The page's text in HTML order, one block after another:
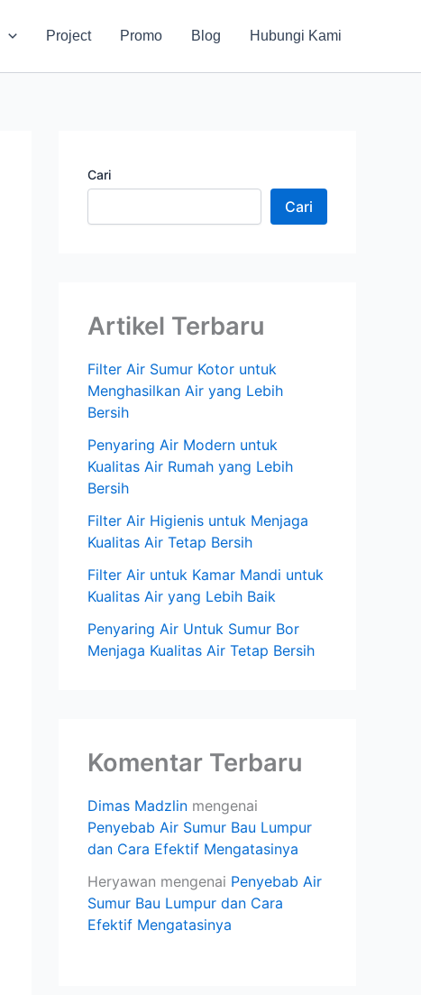
Project Promo Blog Hubungi Kami
Cari
Cari
Artikel Terbaru
Filter Air Sumur Kotor untuk
Menghasilkan Air yang Lebih
Bersih
Penyaring Air Modern untuk
Kualitas Air Rumah yang Lebih
Bersih
Filter Air Higienis untuk Menjaga
Kualitas Air Tetap Bersih
Filter Air untuk Kamar Mandi untuk
Kualitas Air yang Lebih Baik
Penyaring Air Untuk Sumur Bor
Menjaga Kualitas Air Tetap Bersih
Komentar Terbaru
Dimas Madzlin mengenai
Penyebab Air Sumur Bau Lumpur
dan Cara Efektif Mengatasinya
Heryawan mengenai Penyebab Air
Sumur Bau Lumpur dan Cara
Efektif Mengatasinya